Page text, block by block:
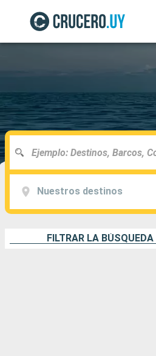
Nuestros destinos
FILTRAR LA BÚSQUEDA